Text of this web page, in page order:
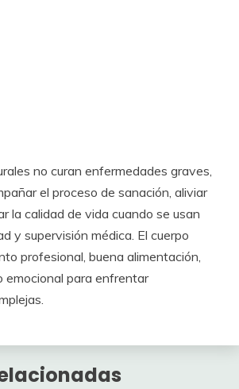
no curan enfermedades graves,
el proceso de sanación, aliviar
la calidad de vida cuando se usan
y supervisión médica. El cuerpo
profesional, buena alimentación,
emocional para enfrentar